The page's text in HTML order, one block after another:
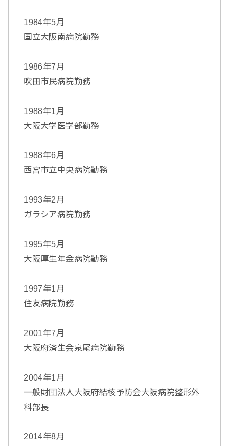
1984年5月
国立大阪南病院勤務
1986年7月
吹田市民病院勤務
1988年1月
大阪大学医学部勤務
1988年6月
西宮市立中央病院勤務
1993年2月
ガラシア病院勤務
1995年5月
大阪厚生年金病院勤務
1997年1月
住友病院勤務
2001年7月
大阪府済生会泉尾病院勤務
2004年1月
一般財団法人大阪府結核予防会大阪病院整形外
科部長
2014年8月